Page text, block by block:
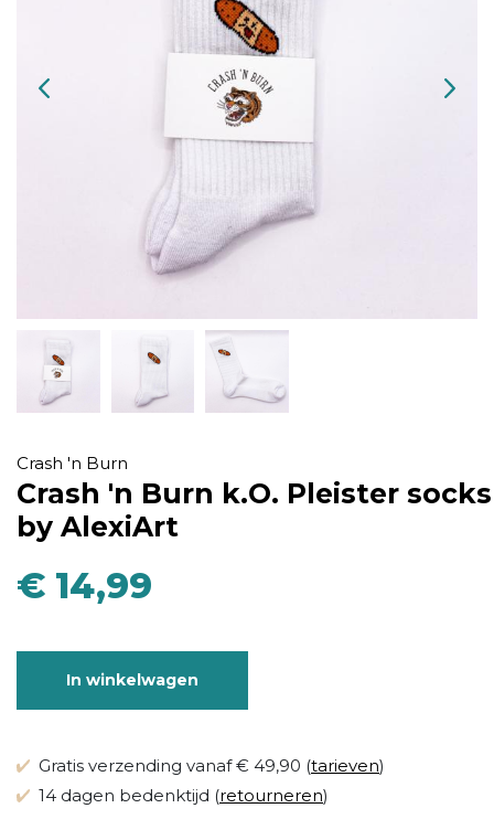
Crash 'n Burn
Crash 'n Burn k.O. Pleister socks
by AlexiArt
€ 14,99
In winkelwagen
Gratis verzending vanaf € 49,90 (tarieven)
14 dagen bedenktijd (retourneren)